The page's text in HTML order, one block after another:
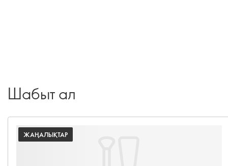
Шабыт ал
ЖАҢАЛЫҚТАР